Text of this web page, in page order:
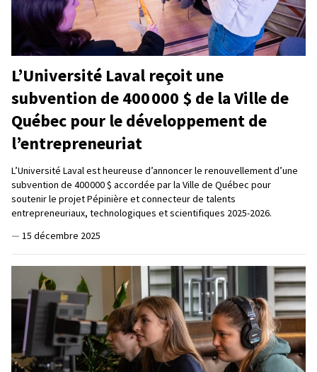
L’Université Laval reçoit une
subvention de 400 000 $ de la Ville de
Québec pour le développement de
l’entrepreneuriat
L’Université Laval est heureuse d’annoncer le renouvellement d’une
subvention de 400 000 $ accordée par la Ville de Québec pour
soutenir le projet Pépinière et connecteur de talents
entrepreneuriaux, technologiques et scientifiques 2025-2026.
— 15 décembre 2025